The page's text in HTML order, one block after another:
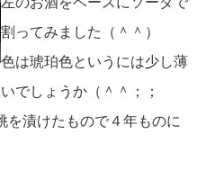
割ってみました（＾＾）
色は琥珀色というには少し薄
いでしょうか（＾＾；；
を漬けたもので４年ものに